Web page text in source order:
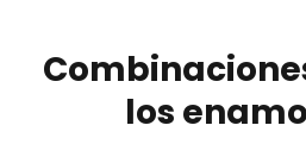
los